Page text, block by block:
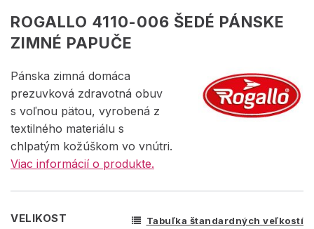
ROGALLO 4110-006 ŠEDÉ PÁNSKE
ZIMNÉ PAPUČE
Pánska zimná domáca
prezuvková zdravotná obuv
s voľnou pätou, vyrobená z
textilného materiálu s
chlpatým kožúškom vo vnútri.
Viac informácií o produkte.
VELIKOST Tabuľka štandardných veľkostí